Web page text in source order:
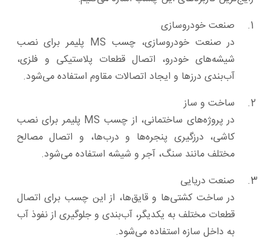
صنعت خودروسازی
در صنعت خودروسازی، چسب MS پلیمر برای نصب
شیشه‌های خودرو، اتصال قطعات پلاستیکی و فلزی،
آب‌بندی درزها و ایجاد اتصالات مقاوم استفاده می‌شود.
ساخت و ساز
در پروژه‌های ساختمانی، از چسب MS پلیمر برای نصب
کاشی، درزگیری پنجره‌ها و درب‌ها، و اتصال مصالح
مختلف مانند سنگ، آجر و شیشه استفاده می‌شود.
صنعت دریایی
در ساخت کشتی‌ها و قایق‌ها، از این چسب برای اتصال
قطعات مختلف به یکدیگر، آب‌بندی و جلوگیری از نفوذ آب
به داخل سازه استفاده می‌شود.